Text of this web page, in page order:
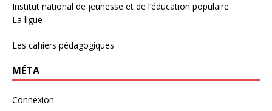
Institut national de jeunesse et de l’éducation populaire
La ligue
Les cahiers pédagogiques
MÉTA
Connexion